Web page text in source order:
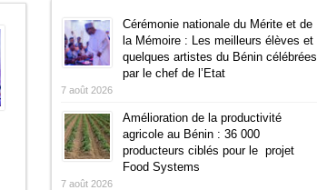
Cérémonie nationale du Mérite et de
la Mémoire : Les meilleurs élèves et
quelques artistes du Bénin célébrées
par le chef de l’Etat
7 août 2026
Amélioration de la productivité
agricole au Bénin : 36 000
producteurs ciblés pour le projet
Food Systems
7 août 2026